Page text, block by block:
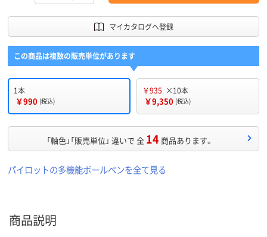
マイカタログへ登録
この商品は複数の販売単位があります
1本
￥990 (税込)
￥935 ×10本
￥9,350 (税込)
「軸色」「販売単位」 違いで 全 14 商品あります。
パイロットの多機能ボールペンを全て見る
商品説明